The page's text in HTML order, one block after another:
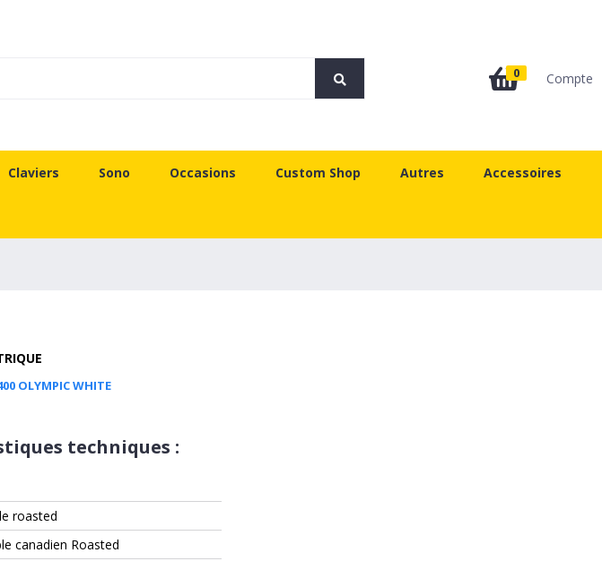
0 Compte
Claviers Sono Occasions Custom Shop Autres Accessoires
OLYMPIC WHITE
techniques :
roasted
canadien Roasted